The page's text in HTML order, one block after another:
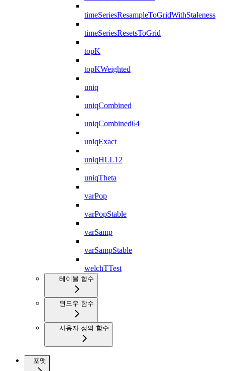
timeSeriesResampleToGridWithStaleness
timeSeriesResetsToGrid
topK
topKWeighted
uniq
uniqCombined
uniqCombined64
uniqExact
uniqHLL12
uniqTheta
varPop
varPopStable
varSamp
varSampStable
welchTTest
테이블 함수
윈도우 함수
사용자 정의 함수
포맷